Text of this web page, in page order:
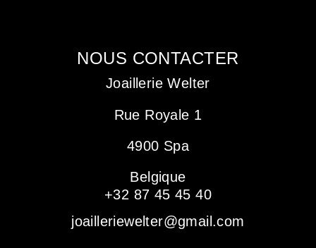
NOUS CONTACTER
Joaillerie Welter
Rue Royale 1
4900 Spa
Belgique
+32 87 45 45 40
joailleriewelter@gmail.com